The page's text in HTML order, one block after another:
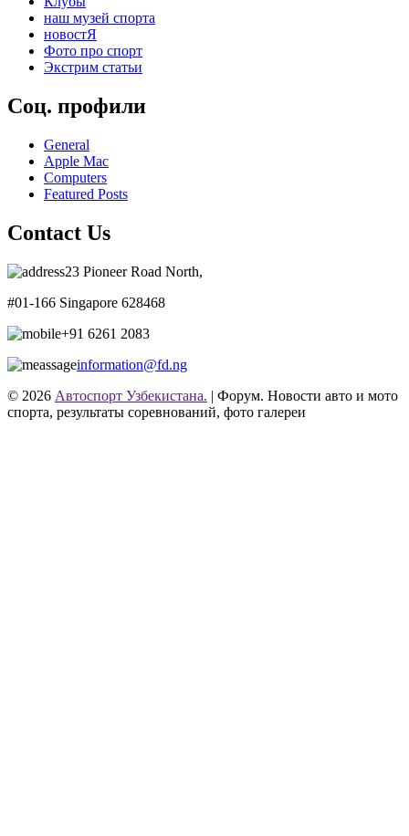
наш музей спорта
новостЯ
Фото про спорт
Экстрим статьи
Соц. профили
General
Apple Mac
Computers
Featured Posts
Contact Us
23 Pioneer Road North,
#01-166 Singapore 628468
+91 6261 2083
information@fd.ng
© 2026 Автоспорт Узбекистана. | Форум. Новости авто и мото
спорта, результаты соревнований, фото галереи